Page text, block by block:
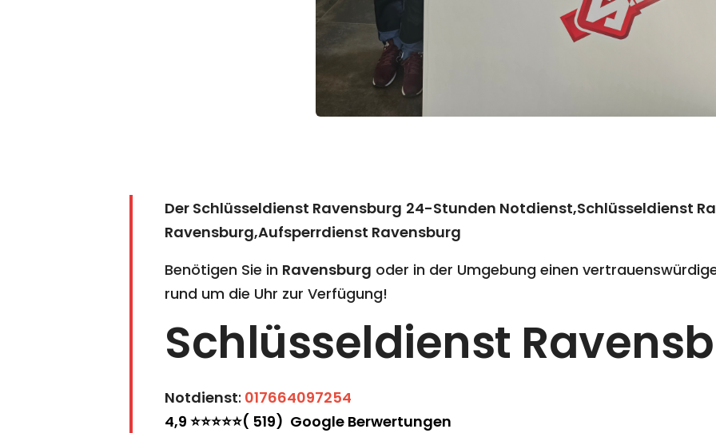
Der Schlüsseldienst Ravensburg 24-Stunden Notdienst,Schlüsseldienst
Ravensburg,Aufsperrdienst Ravensburg
Benötigen Sie in Ravensburg oder in der Umgebung einen
rund um die Uhr zur Verfügung!
Schlüsseldienst
Notdienst: 017664097254
4,9 ⭐⭐⭐⭐⭐( 519) Google Berwertungen